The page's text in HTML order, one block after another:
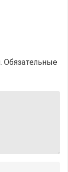
Обязательные